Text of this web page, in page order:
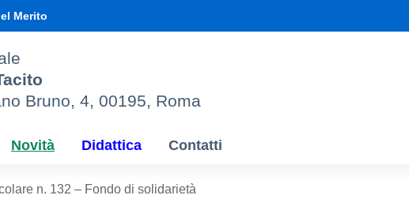
Merito
Bruno, 4, 00195, Roma
Novità Didattica Contatti
n. 132 – Fondo di solidarietà